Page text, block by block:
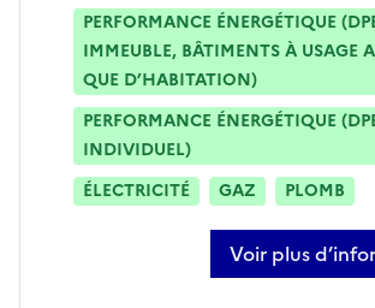
PERFORMANCE ÉNERGÉTIQUE
IMMEUBLE, BÂTIMENTS À USAGE
QUE D’HABITATION)
PERFORMANCE ÉNERGÉTIQUE
INDIVIDUEL)
ÉLECTRICITÉ
GAZ PLOMB
Voir plus
sur denis